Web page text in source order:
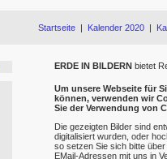
Startseite Kalender 2020
ERDE IN BILDERN bietet
Um unsere Webseite für
können, verwenden wir
Sie der Verwendung von
Die gezeigten Bilder sind
digitalisiert wurden, oder
so setzen Sie sich bitte
EMail-Adressen mit uns in